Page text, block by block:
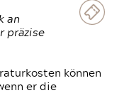
an
präzise
können
er die